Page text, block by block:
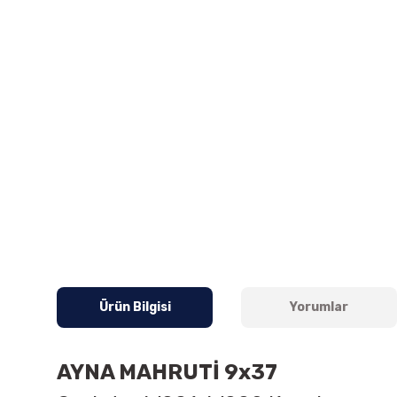
Ürün Bilgisi Yorumlar
AYNA MAHRUTİ 9x37